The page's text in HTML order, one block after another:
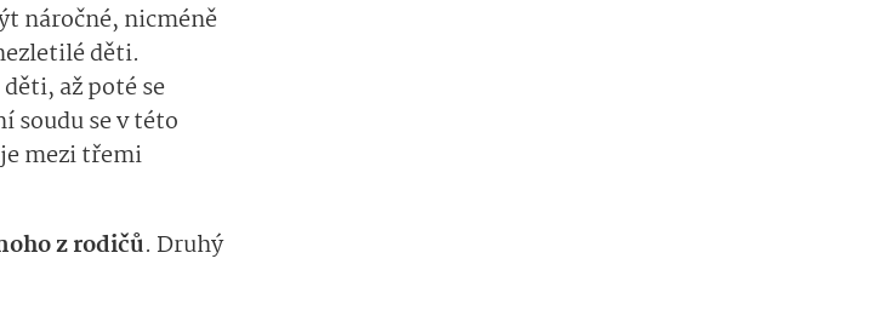
náročné, nicméně
děti.
až poté se
soudu se v této
mezi třemi
z rodičů. Druhý